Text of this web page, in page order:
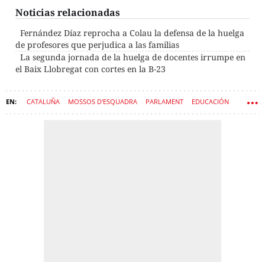
Noticias relacionadas
Fernández Díaz reprocha a Colau la defensa de la huelga
de profesores que perjudica a las familias
La segunda jornada de la huelga de docentes irrumpe en
el Baix Llobregat con cortes en la B-23
CATALUÑA MOSSOS D'ESQUADRA PARLAMENT EDUCACIÓN